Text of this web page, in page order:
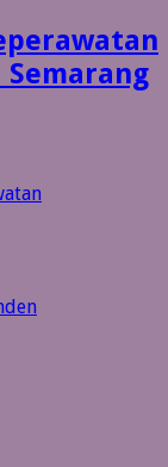
Semarang